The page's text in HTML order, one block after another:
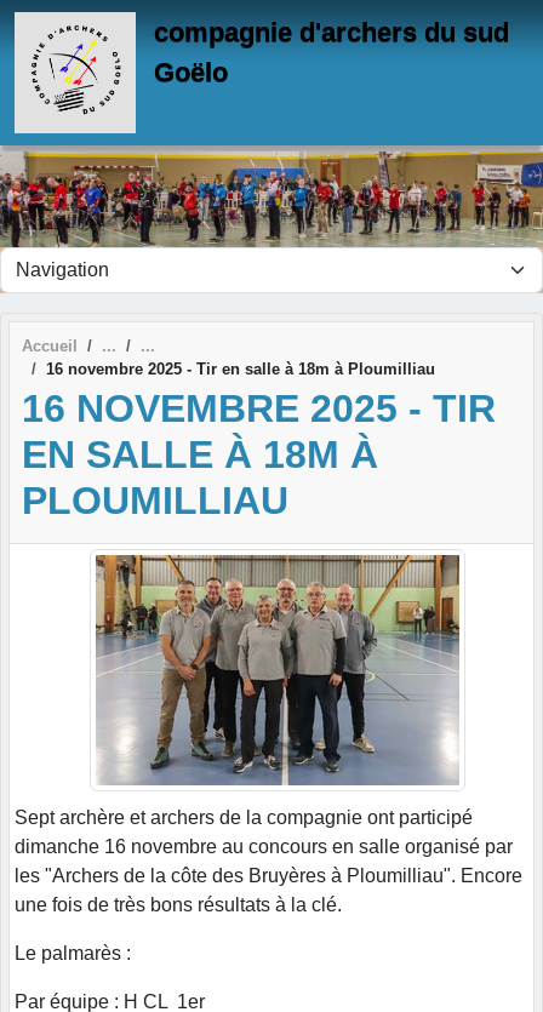
compagnie d'archers du sud
Goëlo
Accueil
16 novembre 2025 - Tir en salle à 18m à Ploumilliau
16 NOVEMBRE 2025 - TIR
EN SALLE À 18M À
PLOUMILLIAU
Sept archère et archers de la compagnie ont participé
dimanche 16 novembre au concours en salle organisé par
les "Archers de la côte des Bruyères à Ploumilliau". Encore
une fois de très bons résultats à la clé.
Le palmarès :
Par équipe : H CL 1er
Panneau de gestion des cookies